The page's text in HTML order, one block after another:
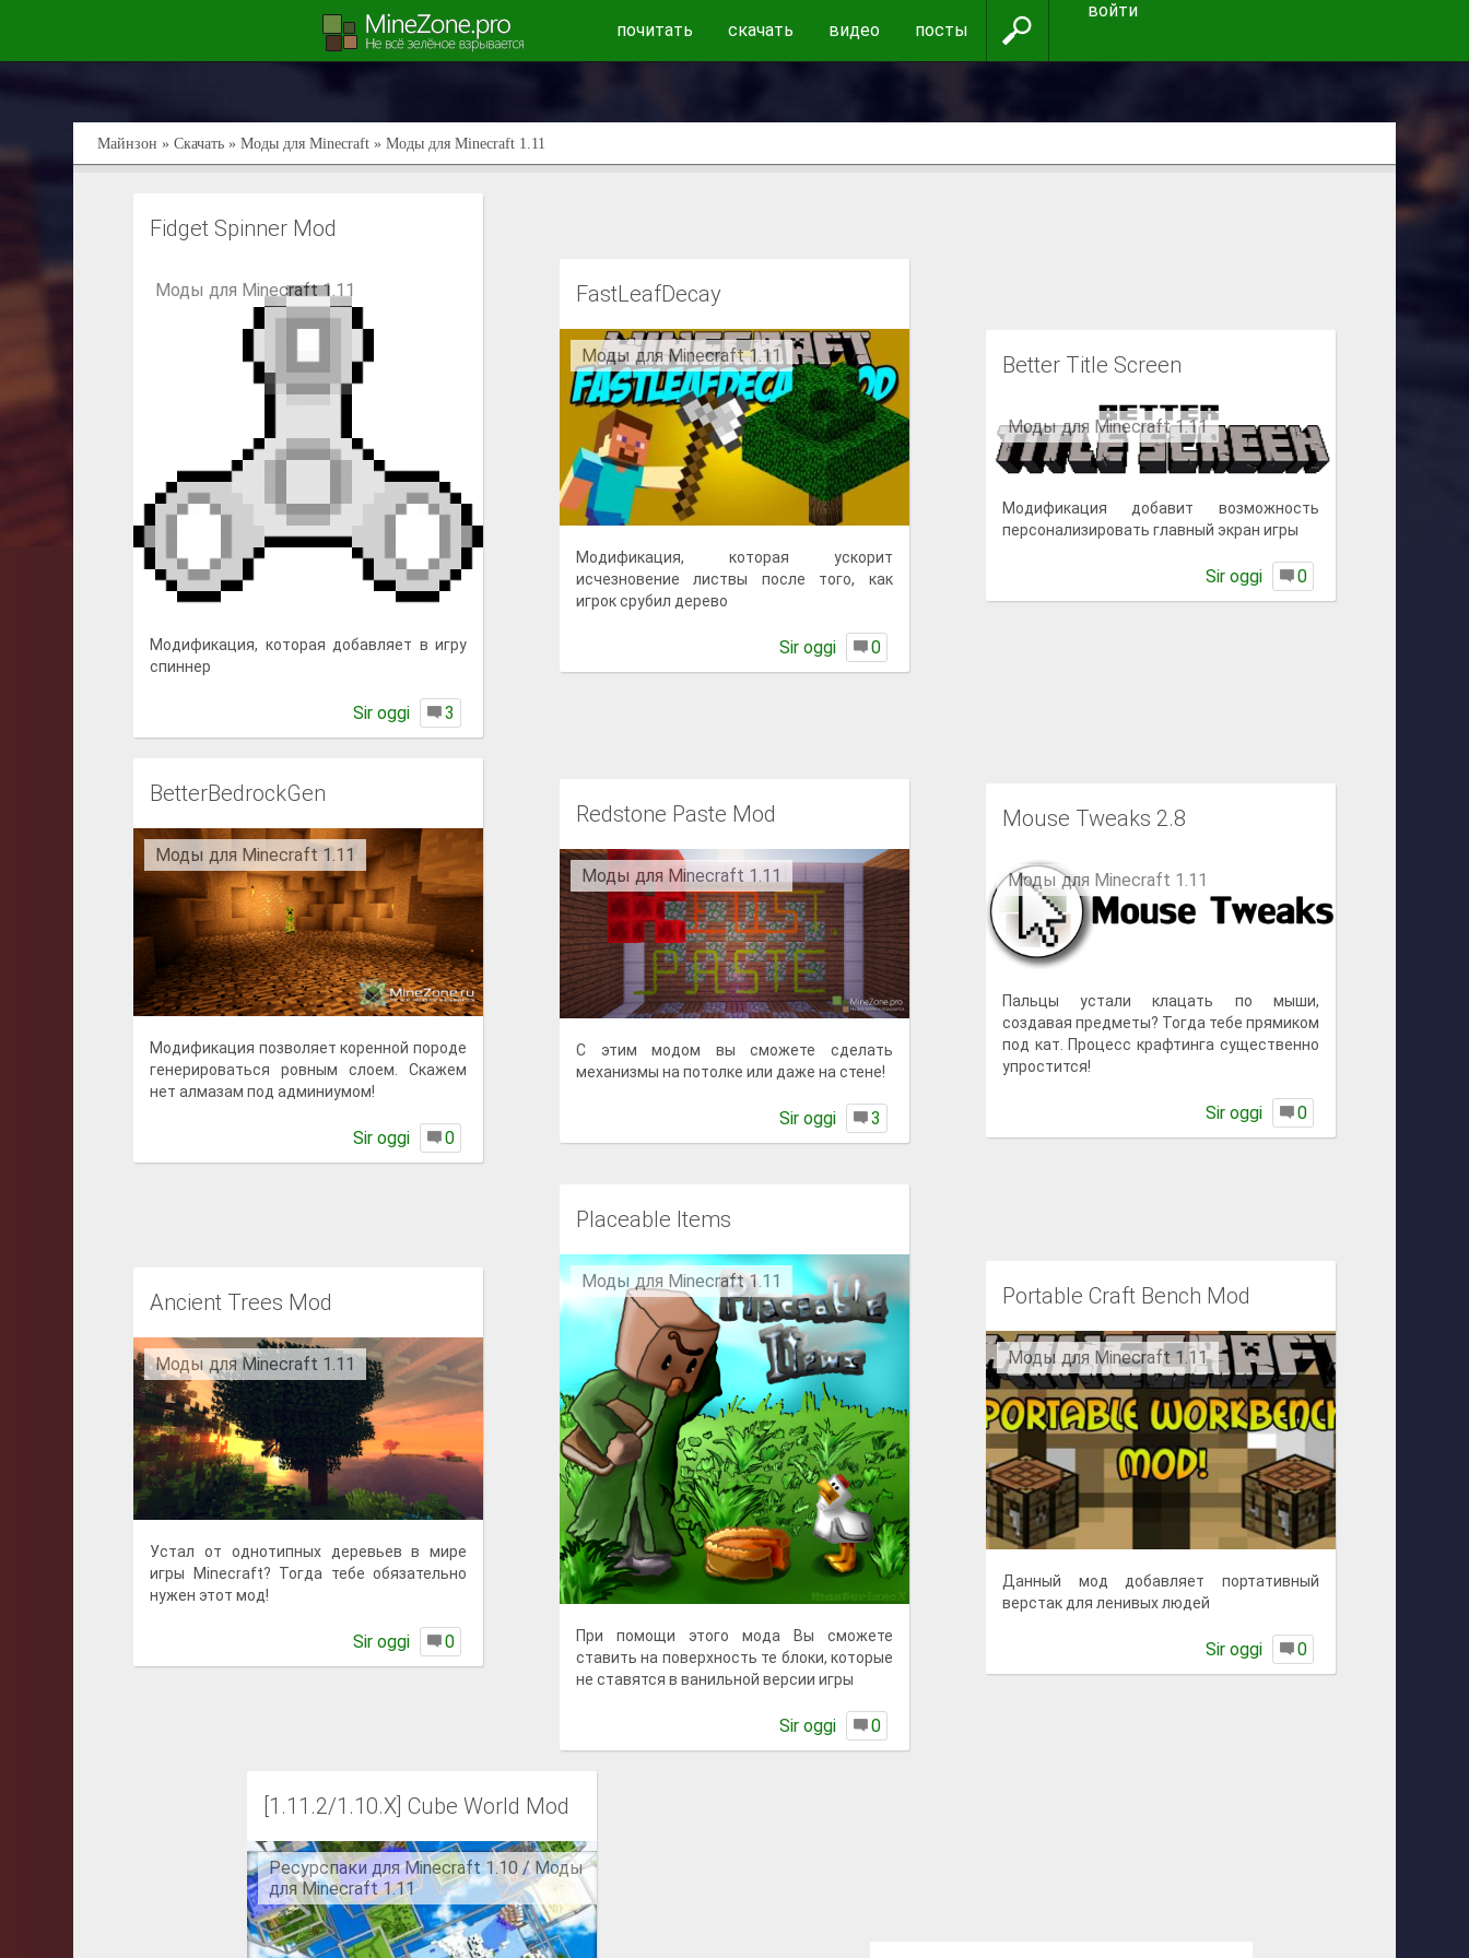
войти
почитать
скачать видео посты
Майнзон »Скачать »Моды для Minecraft » Моды для Minecraft 1.11
Fidget Spinner Mod
Моды для Minecraft 1.11
Модификация, которая добавляет в игру
спиннер
Sir oggi 3
FastLeafDecay
Моды для Minecraft 1.11
Модификация, которая ускорит
исчезновение листвы после того, как
игрок срубил дерево
Sir oggi 0
Better Title Screen
Моды для Minecraft 1.11
Модификация добавит возможность
персонализировать главный экран игры
Sir oggi 0
BetterBedrockGen
Моды для Minecraft 1.11
Модификация позволяет коренной породе
генерироваться ровным слоем. Скажем
нет алмазам под админиумом!
Sir oggi 0
Redstone Paste Mod
Моды для Minecraft 1.11
С этим модом вы сможете сделать
механизмы на потолке или даже на стене!
Sir oggi 3
Mouse Tweaks 2.8
Моды для Minecraft 1.11
Пальцы устали клацать по мыши,
создавая предметы? Тогда тебе прямиком
под кат. Процесс крафтинга существенно
упростится!
Sir oggi 0
Ancient Trees Mod
Моды для Minecraft 1.11
Устал от однотипных деревьев в мире
игры Minecraft? Тогда тебе обязательно
нужен этот мод!
Sir oggi 0
Placeable Items
Моды для Minecraft 1.11
При помощи этого мода Вы сможете
ставить на поверхность те блоки, которые
не ставятся в ванильной версии игры
Sir oggi 0
Portable Craft Bench Mod
Моды для Minecraft 1.11
Данный мод добавляет портативный
верстак для ленивых людей
Sir oggi 0
[1.11.2/1.10.X] Cube World Mod
Ресурспаки для Minecraft 1.10 / Моды
для Minecraft 1.11